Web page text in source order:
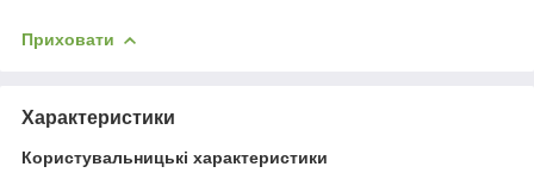
Приховати
Характеристики
Користувальницькі характеристики